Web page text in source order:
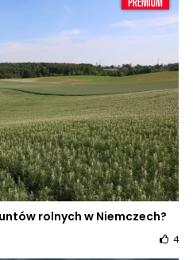
rolnych w Niemczech?
4